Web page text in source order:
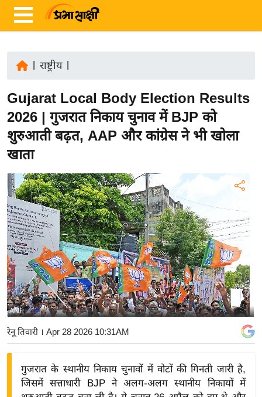
ज़ा
ख
ब
र
ष्ट्री
य
अं
त
र्रा
ष्ट्री
य
बि
ज़
ने
स
द्यो
राष्ट्रीय|
Gujarat Local Body Election Results
2026 | गुजरात निकाय चुनाव में BJP को
शुरुआती बढ़त, AAP और कांग्रेस ने भी खोला
खाता
ANI
रेनू तिवारी । Apr 28 2026 10:31AM
गुजरात के स्थानीय निकाय चुनावों में वोटों की गिनती जारी है,
जिसमें सत्ताधारी BJP ने अलग-अलग स्थानीय निकायों में